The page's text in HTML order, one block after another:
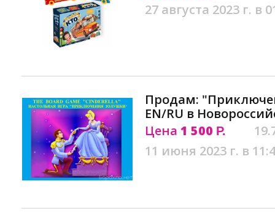
27 августа 2023 г. в
Продам:
EN/RU в
Цена 1 500 Р.
11 июня 2023 г. в